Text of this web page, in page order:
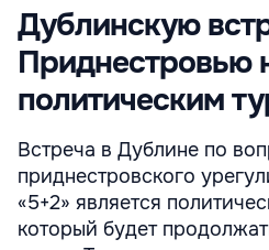
Дублинскую
Приднестровью
политическим
Встреча в Дублине по
приднестровского
«5+2» является
который будет